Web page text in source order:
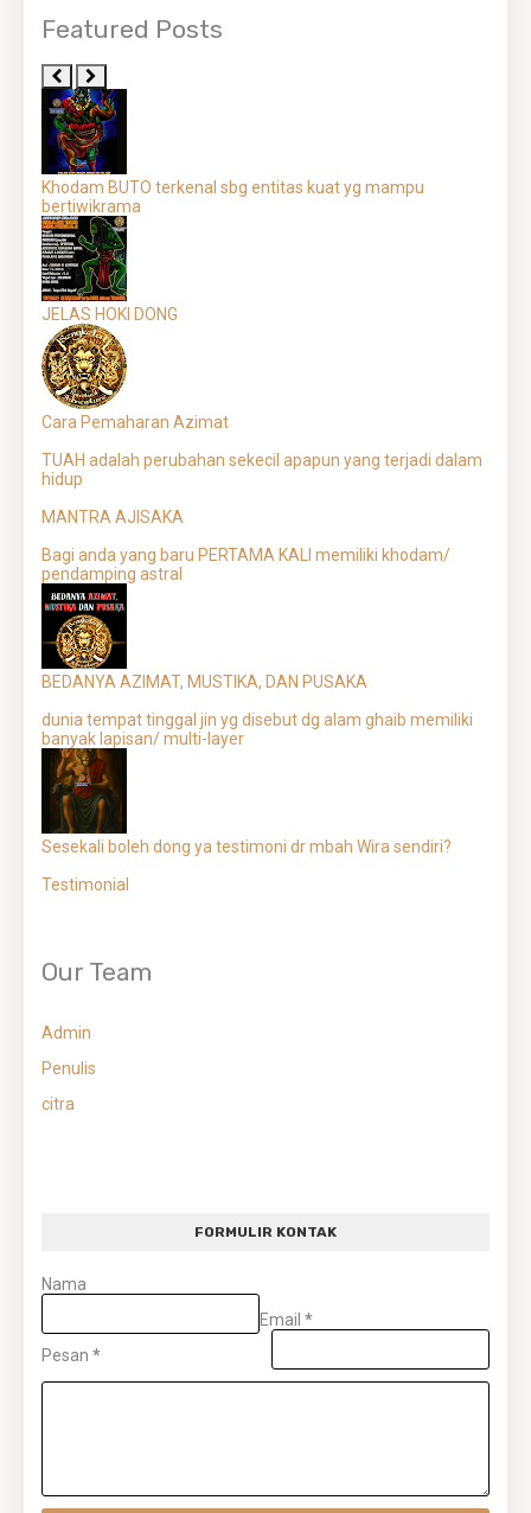
Featured Posts
Khodam BUTO terkenal sbg entitas kuat yg mampu
bertiwikrama
JELAS HOKI DONG
Cara Pemaharan Azimat
TUAH adalah perubahan sekecil apapun yang terjadi dalam
hidup
MANTRA AJISAKA
Bagi anda yang baru PERTAMA KALI memiliki khodam/
pendamping astral
BEDANYA AZIMAT, MUSTIKA, DAN PUSAKA
dunia tempat tinggal jin yg disebut dg alam ghaib memiliki
banyak lapisan/ multi-layer
Sesekali boleh dong ya testimoni dr mbah Wira sendiri?
Testimonial
Our Team
Admin
Penulis
citra
FORMULIR KONTAK
Nama
Email *
Pesan *